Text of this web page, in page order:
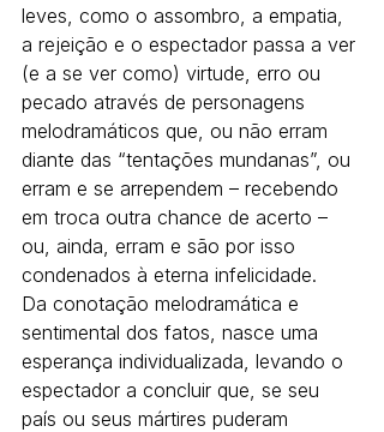
leves, como o assombro, a empatia,
a rejeição e o espectador passa a ver
(e a se ver como) virtude, erro ou
pecado através de personagens
melodramáticos que, ou não erram
diante das “tentações mundanas”, ou
erram e se arrependem – recebendo
em troca outra chance de acerto –
ou, ainda, erram e são por isso
condenados à eterna infelicidade.
Da conotação melodramática e
sentimental dos fatos, nasce uma
esperança individualizada, levando o
espectador a concluir que, se seu
país ou seus mártires puderam